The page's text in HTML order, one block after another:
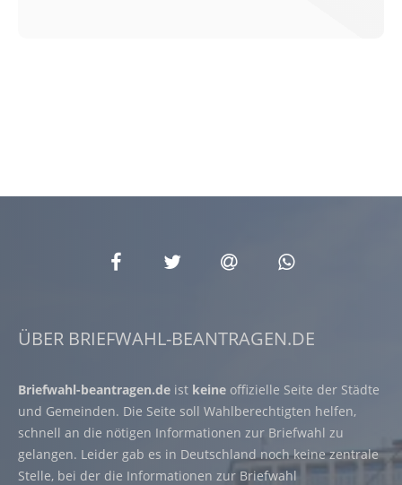
ÜBER BRIEFWAHL-BEANTRAGEN.DE
Briefwahl-beantragen.de ist keine offizielle Seite der Städte
und Gemeinden. Die Seite soll Wahlberechtigten helfen,
schnell an die nötigen Informationen zur Briefwahl zu
gelangen. Leider gab es in Deutschland noch keine zentrale
Stelle, bei der die Informationen zur Briefwahl